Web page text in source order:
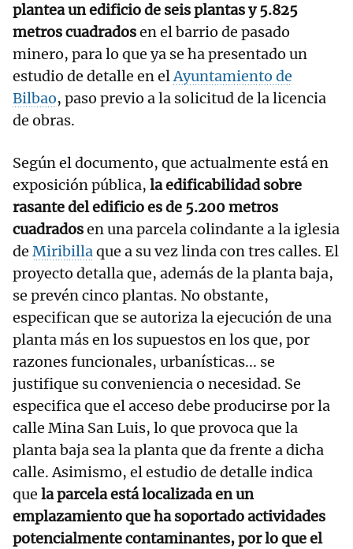
plantea un edificio de seis plantas y 5.825
metros cuadradosen el barrio de pasado
minero, para lo que ya se ha presentado un
estudio de detalle en elAyuntamiento de
Bilbao, paso previo a la solicitud de la licencia
de obras.
Según el documento, que actualmente está en
exposición pública, la edificabilidad sobre
rasante del edificio es de 5.200 metros
cuadradosen una parcela colindante a la iglesia
de Miribillaque a su vez linda con tres calles. El
proyecto detalla que, además de la planta baja,
se prevén cinco plantas. No obstante,
especifican que se autoriza la ejecución de una
planta más en los supuestos en los que, por
razones funcionales, urbanísticas... se
justifique su conveniencia o necesidad. Se
especifica que el acceso debe producirse por la
calle Mina San Luis, lo que provoca que la
planta baja sea la planta que da frente a dicha
calle. Asimismo, el estudio de detalle indica
que la parcela está localizada en un
emplazamiento que ha soportado actividades
potencialmente contaminantes, por lo que el